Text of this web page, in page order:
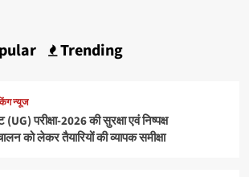
Trending
न्यूज
(UG) परीक्षा-2026 की सुरक्षा एवं निष्पक्ष
को लेकर तैयारियों की व्यापक समीक्षा